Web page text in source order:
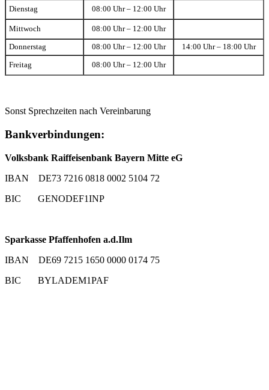
Dienstag 08:00 Uhr – 12:00 Uhr
Mittwoch 08:00 Uhr – 12:00 Uhr
Donnerstag 08:00 Uhr – 12:00 Uhr 14:00 Uhr – 18:00 Uhr
Freitag 08:00 Uhr – 12:00 Uhr
Sonst Sprechzeiten nach Vereinbarung
Bankverbindungen:
Volksbank Raiffeisenbank Bayern Mitte eG
IBAN DE73 7216 0818 0002 5104 72
BIC GENODEF1INP
Sparkasse Pfaffenhofen a.d.Ilm
IBAN DE69 7215 1650 0000 0174 75
BIC BYLADEM1PAF